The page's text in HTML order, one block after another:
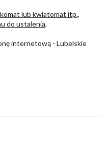
lub kwiatomat itp.,
do ustalenia,
internetową - Lubelskie